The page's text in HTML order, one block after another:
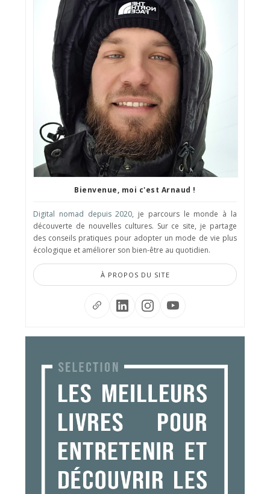
Bienvenue, moi c'est Arnaud !
Digital nomad depuis 2020, je parcours le monde à la
découverte de nouvelles cultures. Sur ce site, je partage
des conseils pratiques pour adopter un mode de vie plus
écologique et améliorer son bien-être au quotidien.
À PROPOS DU SITE